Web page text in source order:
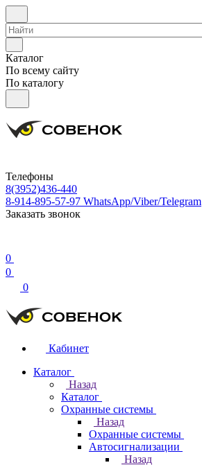
Каталог
По всему сайту
По каталогу
Телефоны
8(3952)436-440
8-914-895-57-97 WhatsApp/Viber/Telegram
Заказать звонок
0
0
0
Кабинет
Каталог
Назад
Каталог
Охранные системы
Назад
Охранные системы
Автосигнализации
Назад